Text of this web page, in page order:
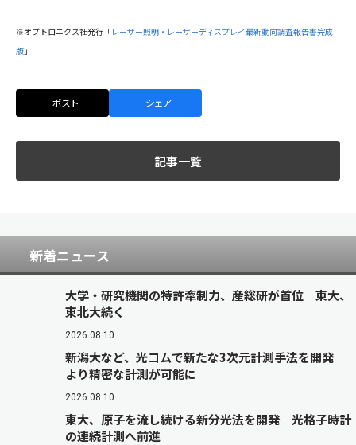
※オプトロニクス社発行「レーザー照明・レーザーディスプレイ最新動向調査報告書完成
版 」
ポスト シェア
記事一覧
新着ニュース
大学・研究機関の特許牽制力、産総研が首位 東大、
東北大続く
2026.08.10
新潟大など、光コムで新たな3次元計測手法を開発
より精密な計測が可能に
2026.08.10
東大、原子を流し続ける新分光法を開発 光格子時計
の連続計測へ前進